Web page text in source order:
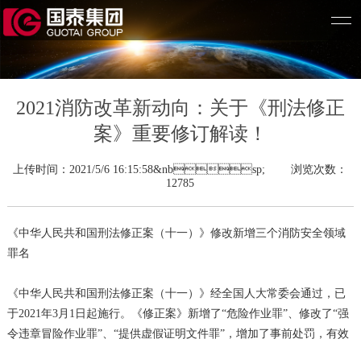
2021消防改革新动向：关于《刑法修正
案》重要修订解读！
上传时间：2021/5/6 16:15:58&nbsp; 浏览次数：
12785
《中华人民共和国刑法修正案（十一）》 修改新增三个消防安全领域
罪名
《中华人民共和国刑法修正案（十一）》经全国人大常委会通过，已
于2021年3月1日起施行。《修正案》新增了“危险作业罪”、修改了“强
令违章冒险作业罪”、“提供虚假证明文件罪”，增加了事前处罚，有效